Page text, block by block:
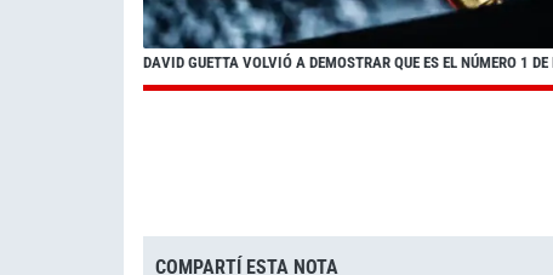
DAVID GUETTA VOLVIÓ A DEMOSTRAR QUE ES EL NÚMERO 1
COMPARTÍ ESTA NOTA